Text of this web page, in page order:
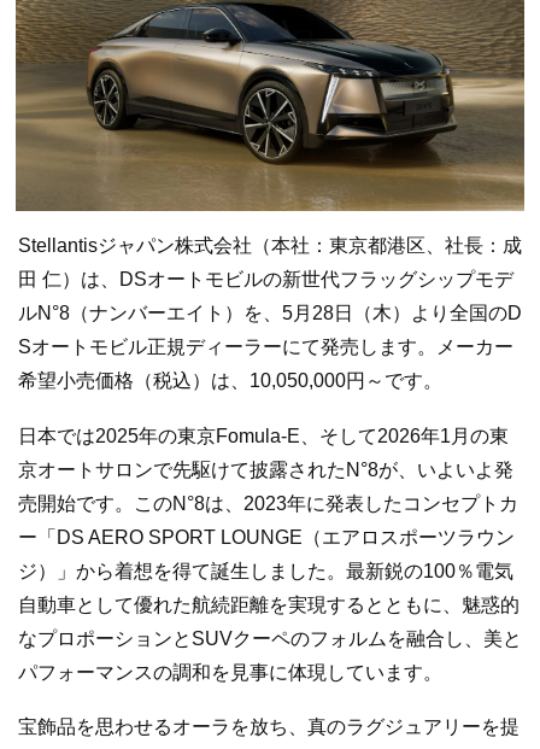
Stellantisジャパン株式会社（本社：東京都港区、社長：成
田 仁）は、DSオートモビルの新世代フラッグシップモデ
ルN°8（ナンバーエイト）を、5月28日（木）より全国のD
Sオートモビル正規ディーラーにて発売します。メーカー
希望小売価格（税込）は、10,050,000円～です。
日本では2025年の東京Fomula-E、そして2026年1月の東
京オートサロンで先駆けて披露されたN°8が、いよいよ発
売開始です。このN°8は、2023年に発表したコンセプトカ
ー「DS AERO SPORT LOUNGE（エアロスポーツラウン
ジ）」から着想を得て誕生しました。最新鋭の100％電気
自動車として優れた航続距離を実現するとともに、魅惑的
なプロポーションとSUVクーペのフォルムを融合し、美と
パフォーマンスの調和を見事に体現しています。
宝飾品を思わせるオーラを放ち、真のラグジュアリーを提